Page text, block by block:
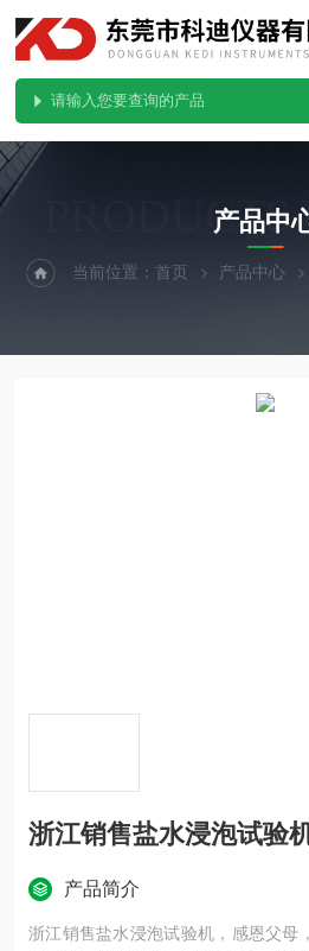
PRODUCTS
产品中
当前位置：首页 产品中心
浙江销售盐水浸泡试验
产品简介
浙江销售盐水浸泡试验机，感恩父母